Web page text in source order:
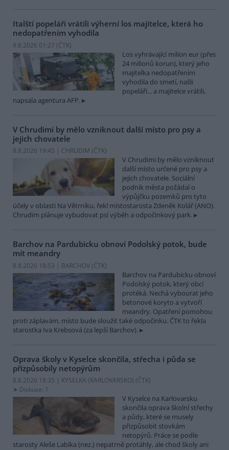
Italští popeláři vrátili výherní los majitelce, která ho
nedopatřením vyhodila
9.8.2026 01:27 (ČTK)
Los vyhrávající milion eur (přes
24 milionů korun), který jeho
majitelka nedopatřením
vyhodila do smetí, našli
popeláři... a majitelce vrátili,
napsala agentura AFP.
V Chrudimi by mělo vzniknout další místo pro psy a
jejich chovatele
8.8.2026 19:45 | CHRUDIM (ČTK)
V Chrudimi by mělo vzniknout
další místo určené pro psy a
jejich chovatele. Sociální
podnik města požádal o
výpůjčku pozemků pro tyto
účely v oblasti Na Větrníku, řekl místostarosta Zdeněk Kolář (ANO).
Chrudim plánuje vybudovat psí výběh a odpočinkový park.
Barchov na Pardubicku obnoví Podolský potok, bude
mít meandry
8.8.2026 18:53 | BARCHOV (ČTK)
Barchov na Pardubicku obnoví
Podolský potok, který obcí
protéká. Nechá vybourat jeho
betonové koryto a vytvoří
meandry. Opatření pomohou
proti záplavám, místo bude sloužit také odpočinku. ČTK to řekla
starostka Iva Krebsová (za lepší Barchov).
Oprava školy v Kyselce skončila, střecha i půda se
přizpůsobily netopýrům
8.8.2026 18:35 | KYSELKA (KARLOVARSKO) (ČTK)
Diskuse: 1
V Kyselce na Karlovarsku
skončila oprava školní střechy
a půdy, které se musely
přizpůsobit stovkám
netopýrů. Práce se podle
starosty Aleše Labíka (nez.) nepatrně protáhly, ale chod školy ani